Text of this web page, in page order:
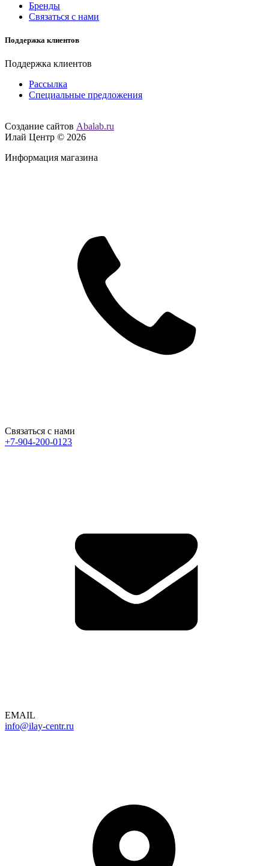
Бренды
Связаться с нами
Поддержка клиентов
Поддержка клиентов
Рассылка
Специальные предложения
Создание сайтов Abalab.ru
Илай Центр © 2026
Информация магазина
Связаться с нами
+7-904-200-0123
EMAIL
info@ilay-centr.ru